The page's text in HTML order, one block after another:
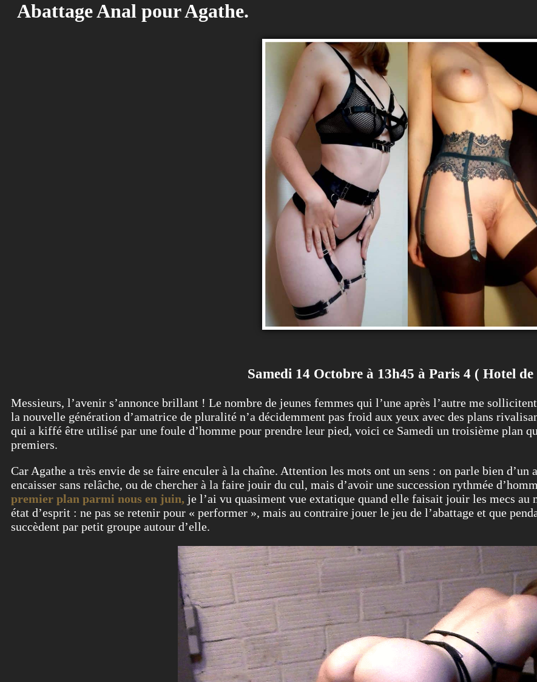
Abattage Anal pour Agathe.
Samedi 14 Octobre à 13h45 à Paris 4 ( Hotel
Messieurs, l’avenir s’annonce brillant ! Le nombre de jeunes femmes qui l’une après l’autre me
la nouvelle génération d’amatrice de pluralité n’a décidemment pas froid aux yeux avec des plans
qui a kiffé être utilisé par une foule d’homme pour prendre leur pied, voici ce Samedi un troisième plan
premiers.
Car Agathe a très envie de se faire enculer à la chaîne. Attention les mots ont un sens : on parle bien d’un
encaisser sans relâche, ou de chercher à la faire jouir du cul, mais d’avoir une succession rythmée
premier plan parmi nous en juin, je l’ai vu quasiment vue extatique quand elle faisait jouir les mecs
état d’esprit : ne pas se retenir pour « performer », mais au contraire jouer le jeu de l’abattage et que
succèdent par petit groupe autour d’elle.